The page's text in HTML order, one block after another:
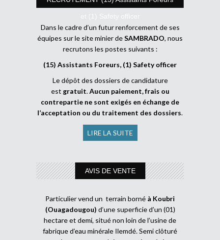
et (1) Safety officer
Dans le cadre d’un futur renforcement de ses
équipes sur le site minier deSAMBRADO, nous
recrutons les postes suivants :
(15) Assistants Foreurs, (1) Safety officer
Le dépôt des dossiers de candidature
est gratuit.Aucun paiement, frais ou
contrepartie ne sont exigés en échange de
l’acceptation ou du traitement des dossiers.
LIRE LA SUITE
AVIS DE VENTE
Particulier vend un terrain borné à Koubri
(Ouagadougou) d’une superficie d’un (01)
hectare et demi, situé non loin de l’usine de
fabrique d’eau minérale Ilemdé. Semi clôturé